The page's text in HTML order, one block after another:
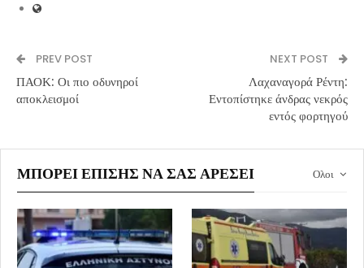
PREV POST
ΠΑΟΚ: Οι πιο οδυνηροί
αποκλεισμοί
NEXT POST
Λαχαναγορά Ρέντη:
Εντοπίστηκε άνδρας νεκρός
εντός φορτηγού
Ολοι
ΜΠΟΡΕΊ ΕΠΊΣΗΣ ΝΑ ΣΑΣ ΑΡΈΣΕΙ